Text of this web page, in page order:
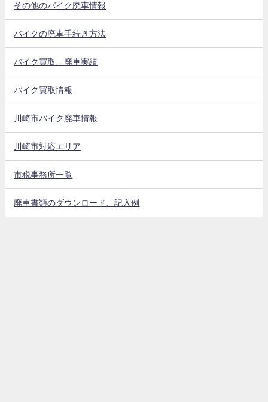
その他のバイク廃車情報
バイクの廃車手続き方法
バイク買取、廃車実績
バイク買取情報
川崎市バイク廃車情報
川崎市対応エリア
市税事務所一覧
廃車書類のダウンロード、記入例